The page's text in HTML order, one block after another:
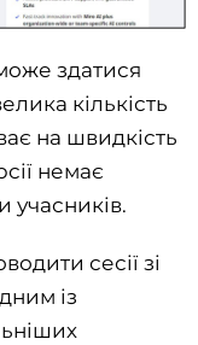
здатися
кількість
на швидкість
немає
учасників.
сесії зі
із